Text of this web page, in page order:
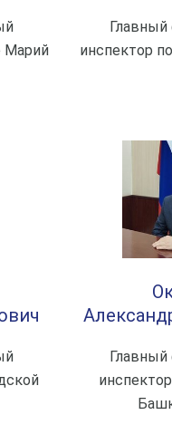
Марий
инспектор